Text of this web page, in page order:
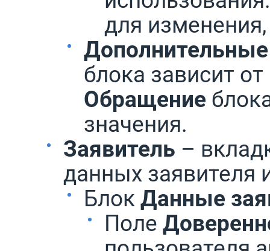
для
блока зависит
Обращение
значения.
Заявитель –
данных заявителя
Блок Данные
Поле